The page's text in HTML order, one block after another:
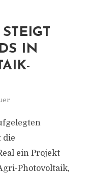
IN
die
ein Projekt
Photovoltaik,